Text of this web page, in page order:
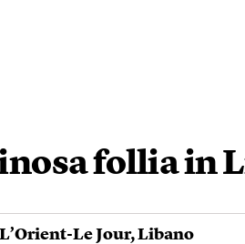
follia in
L’Orient-Le Jour,Libano